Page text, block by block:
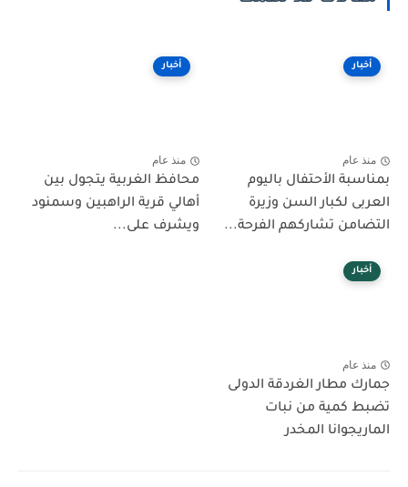
أخبار
منذ عام
بمناسبة الأحتفال باليوم
العربى لكبار السن وزيرة
التضامن تشاركهم الفرحة...
أخبار
منذ عام
محافظ الغربية يتجول بين
أهالي قرية الراهبين وسمنود
ويشرف على...
أخبار
منذ عام
جمارك مطار الغردقة الدولى
تضبط كمية من نبات
الماريجوانا المخدر